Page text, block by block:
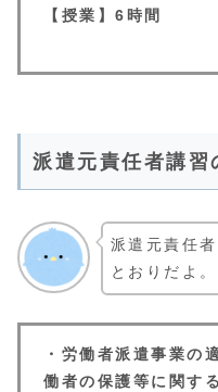
【授業】6時間
派遣元責任者講習
派遣元責任
とおりだよ。
・労働者派遣事業の
働者の保護等に関す